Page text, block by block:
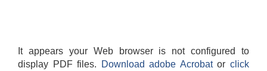
It appears your Web browser is not configured to
display PDF files.
Download adobe Acrobatorclick